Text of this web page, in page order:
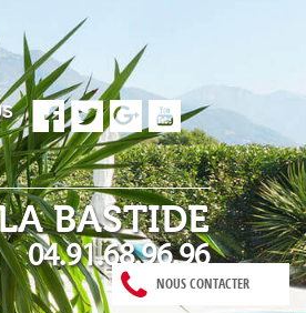
NOUS CONTACTER
BASTIDE
04.91.68.96.96